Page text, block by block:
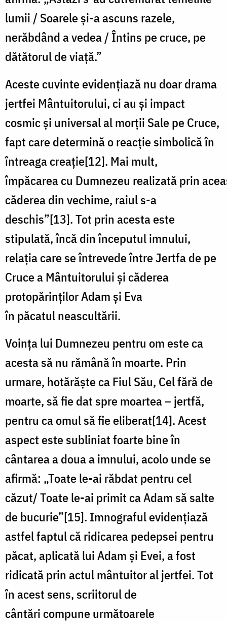
lumii / Soarele și-a ascuns razele,
nerăbdând a vedea / Întins pe cruce, pe
dătătorul de viață.”
Aceste cuvinte evidențiază nu doar drama
jertfei Mântuitorului, ci au și impact
cosmic și universal al morții Sale pe Cruce,
fapt care determină o reacție simbolică în
întreaga creație[12]. Mai mult,
împăcarea cu Dumnezeu realizată prin
căderea din vechime, raiul s-a
deschis”[13]. Tot prin acesta este
stipulată, încă din începutul imnului,
relația care se întrevede între Jertfa de pe
Cruce a Mântuitorului și căderea
protopărinților Adam și Eva
în păcatul neascultării.
Voința lui Dumnezeu pentru om este ca
acesta să nu rămână în moarte. Prin
urmare, hotărăște ca Fiul Său, Cel fără de
moarte, să fie dat spre moartea – jertfă,
pentru ca omul să fie eliberat[14]. Acest
aspect este subliniat foarte bine în
cântarea a doua a imnului, acolo unde se
afirmă: „Toate le-ai răbdat pentru cel
căzut/ Toate le-ai primit ca Adam să salte
de bucurie”[15]. Imnograful evidențiază
astfel faptul că ridicarea pedepsei pentru
păcat, aplicată lui Adam și Evei, a fost
ridicată prin actul mântuitor al jertfei. Tot
în acest sens, scriitorul de
cântări compune următoarele